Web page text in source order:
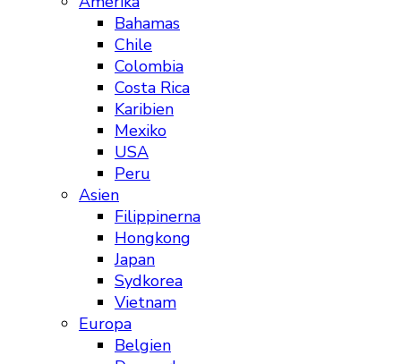
Bahamas
Chile
Colombia
Costa Rica
Karibien
Mexiko
USA
Peru
Asien
Filippinerna
Hongkong
Japan
Sydkorea
Vietnam
Europa
Belgien